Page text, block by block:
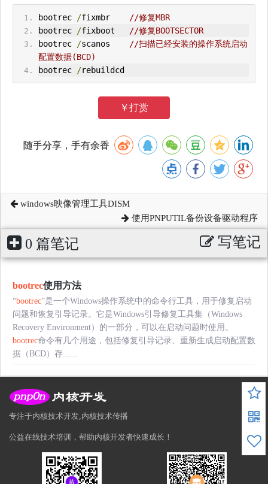
bootrec /fixmbr
//修复MBR
bootrec
/fixboot
//修复BOOTSECTOR
bootrec
/scanos
//扫描已经安装的操作系统启动
配置数据(BCD)
bootrec
/rebuildcd
￥打赏
随手分享，手有余香
windows映像管理工具DISM
使用PNPUTIL备份设备驱动程序
0 篇笔记 写笔记
bootrec使用方法
“bootrec”是一个Windows操作系统中的命令行工具，用于修复启动
问题和恢复引导记录。它是Windows引导修复工具集（Windows
Recovery Environment）的一部分，可以在启动问题时使用。
bootrec命令有几个用途，包括修复引导记录、重新生成启动配置数
据（BCD）存......
专注于内核技术开发,内核技术传播
公益在线技术培训，帮助内核开发者快速成长！